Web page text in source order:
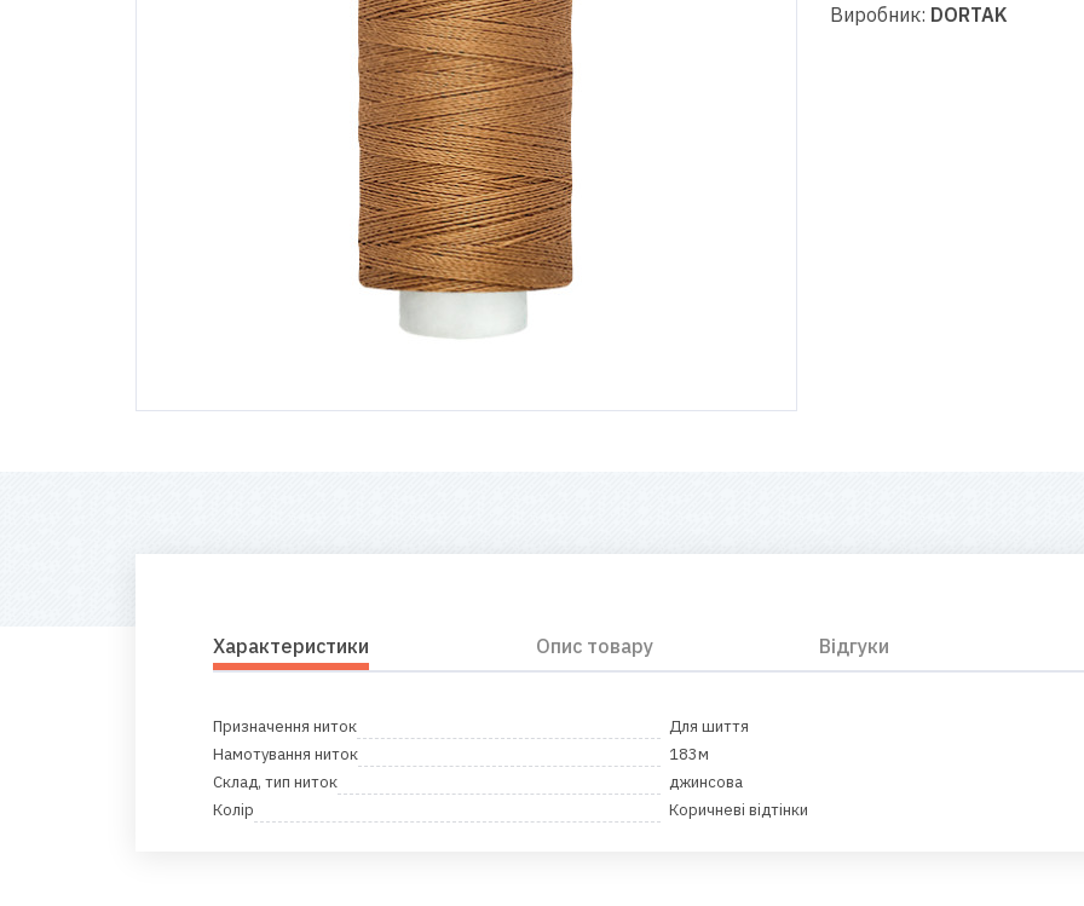
Виробник: DORTAK
Характеристики Опис товару Відгуки
Призначення ниток
Для шиття
Намотування ниток
183м
Склад, тип ниток
джинсова
Колір
Коричневі відтінки